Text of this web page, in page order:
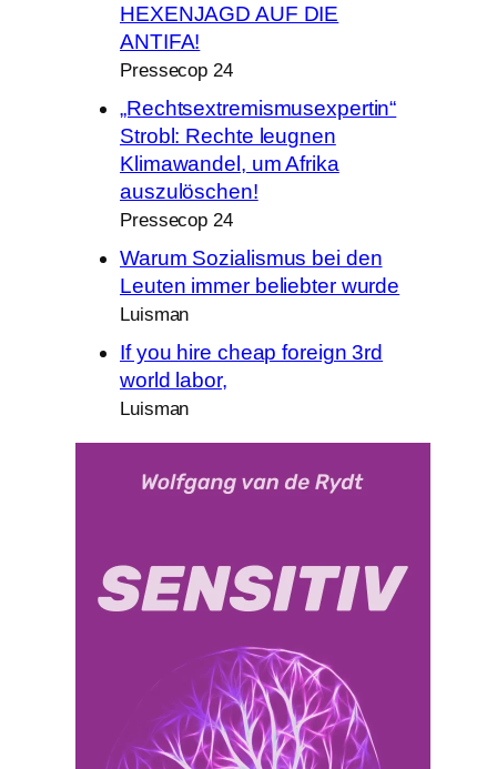
HEXENJAGD AUF DIE
ANTIFA!
Pressecop 24
„Rechtsextremismusexpertin“
Strobl: Rechte leugnen
Klimawandel, um Afrika
auszulöschen!
Pressecop 24
Warum Sozialismus bei den
Leuten immer beliebter wurde
Luisman
If you hire cheap foreign 3rd
world labor,
Luisman